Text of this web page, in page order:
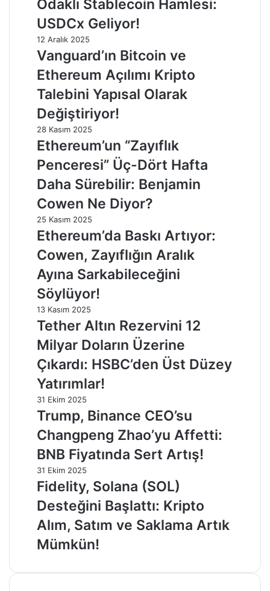
Odaklı Stablecoin Hamlesi:
USDCx Geliyor!
12 Aralık 2025
Vanguard’ın Bitcoin ve
Ethereum Açılımı Kripto
Talebini Yapısal Olarak
Değiştiriyor!
28 Kasım 2025
Ethereum’un “Zayıflık
Penceresi” Üç-Dört Hafta
Daha Sürebilir: Benjamin
Cowen Ne Diyor?
25 Kasım 2025
Ethereum’da Baskı Artıyor:
Cowen, Zayıflığın Aralık
Ayına Sarkabileceğini
Söylüyor!
13 Kasım 2025
Tether Altın Rezervini 12
Milyar Doların Üzerine
Çıkardı: HSBC’den Üst Düzey
Yatırımlar!
31 Ekim 2025
Trump, Binance CEO’su
Changpeng Zhao’yu Affetti:
BNB Fiyatında Sert Artış!
31 Ekim 2025
Fidelity, Solana (SOL)
Desteğini Başlattı: Kripto
Alım, Satım ve Saklama Artık
Mümkün!